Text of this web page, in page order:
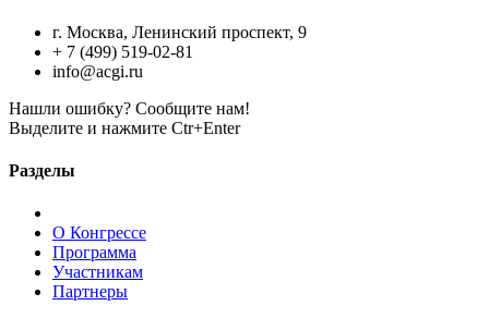
г. Москва, Ленинский проспект, 9
+ 7 (499) 519-02-81
info@acgi.ru
Нашли ошибку? Сообщите нам!
Выделите и нажмите Ctr+Enter
Разделы
О Конгрессе
Программа
Участникам
Партнеры